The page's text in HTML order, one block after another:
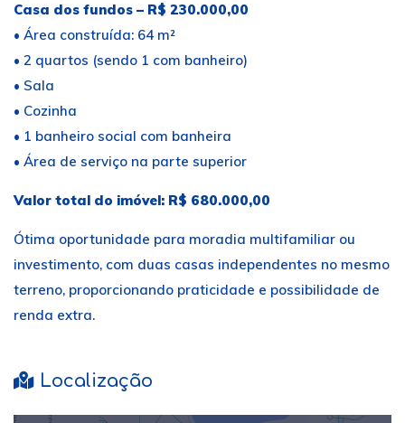
Casa dos fundos – R$ 230.000,00
• Área construída: 64 m²
• 2 quartos (sendo 1 com banheiro)
• Sala
• Cozinha
• 1 banheiro social com banheira
• Área de serviço na parte superior
Valor total do imóvel: R$ 680.000,00
Ótima oportunidade para moradia multifamiliar ou
investimento, com duas casas independentes no mesmo
terreno, proporcionando praticidade e possibilidade de
renda extra.
Localização